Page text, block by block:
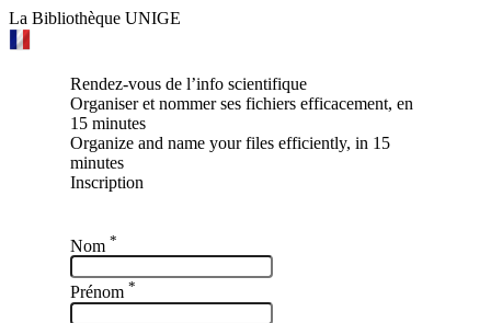
La Bibliothèque UNIGE
Rendez-vous de l’info scientifique
Organiser et nommer ses fichiers efficacement, en
15 minutes
Organize and name your files efficiently, in 15
minutes
Inscription
Nom *
Prénom *